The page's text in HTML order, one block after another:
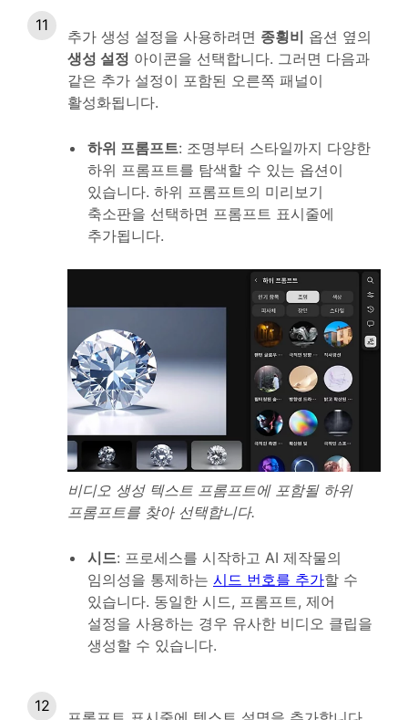
추가 생성 설정을 사용하려면 종횡비 옵션 옆의
생성 설정 아이콘을 선택합니다. 그러면 다음과
같은 추가 설정이 포함된 오른쪽 패널이
활성화됩니다.
하위 프롬프트: 조명부터 스타일까지 다양한
하위 프롬프트를 탐색할 수 있는 옵션이
있습니다. 하위 프롬프트의 미리보기
축소판을 선택하면 프롬프트 표시줄에
추가됩니다.
비디오 생성 텍스트 프롬프트에 포함될 하위
프롬프트를 찾아 선택합니다.
시드: 프로세스를 시작하고 AI 제작물의
임의성을 통제하는 시드 번호를 추가할 수
있습니다. 동일한 시드, 프롬프트, 제어
설정을 사용하는 경우 유사한 비디오 클립을
생성할 수 있습니다.